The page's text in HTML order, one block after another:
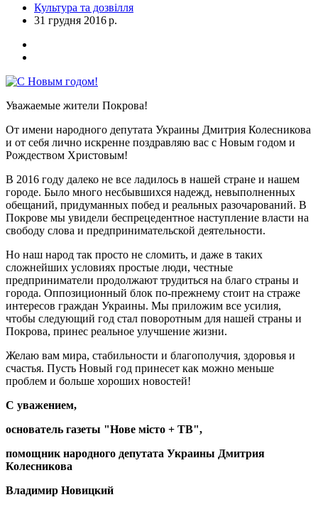
Культура та дозвілля
31 грудня 2016 р.
Уважаемые жители Покрова!
От имени народного депутата Украины Дмитрия Колесникова
и от себя лично искренне поздравляю вас с Новым годом и
Рождеством Христовым!
В 2016 году далеко не все ладилось в нашей стране и нашем
городе. Было много несбывшихся надежд, невыполненных
обещаний, придуманных побед и реальных разочарований. В
Покрове мы увидели беспрецедентное наступление власти на
свободу слова и предпринимательской деятельности.
Но наш народ так просто не сломить, и даже в таких
сложнейших условиях простые люди, честные
предприниматели продолжают трудиться на благо страны и
города. Оппозиционный блок по-прежнему стоит на страже
интересов граждан Украины. Мы приложим все усилия,
чтобы следующий год стал поворотным для нашей страны и
Покрова, принес реальное улучшение жизни.
Желаю вам мира, стабильности и благополучия, здоровья и
счастья. Пусть Новый год принесет как можно меньше
проблем и больше хороших новостей!
С уважением,
основатель газеты "Нове місто + ТВ",
помощник народного депутата Украины Дмитрия
Колесникова
Владимир Новицкий